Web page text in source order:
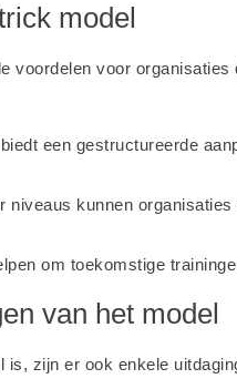
model
voordelen voor organisaties
een gestructureerde
niveaus kunnen
om toekomstige
van het model
is, zijn er ook enkele